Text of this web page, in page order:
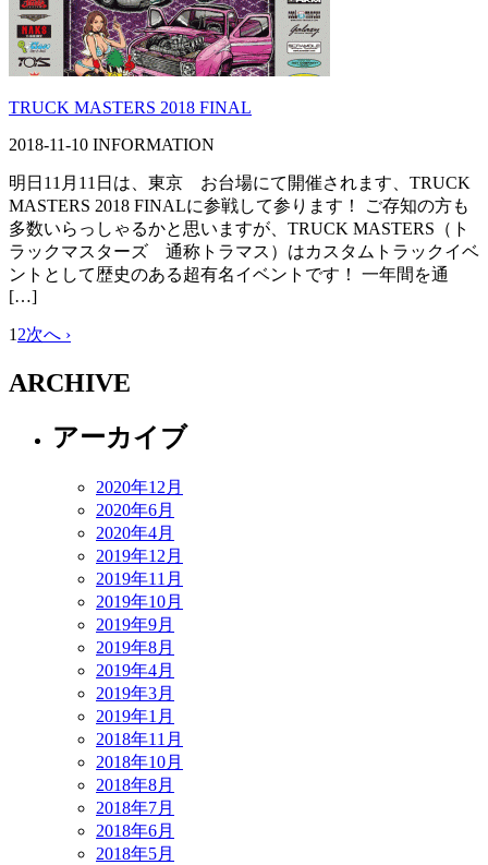
TRUCK MASTERS 2018 FINAL
2018-11-10 INFORMATION
明日11月11日は、東京 お台場にて開催されます、TRUCK
MASTERS 2018 FINALに参戦して参ります！ ご存知の方も
多数いらっしゃるかと思いますが、TRUCK MASTERS（ト
ラックマスターズ 通称トラマス）はカスタムトラックイベ
ントとして歴史のある超有名イベントです！ 一年間を通
[…]
1 2次へ ›
ARCHIVE
アーカイブ
2020年12月
2020年6月
2020年4月
2019年12月
2019年11月
2019年10月
2019年9月
2019年8月
2019年4月
2019年3月
2019年1月
2018年11月
2018年10月
2018年8月
2018年7月
2018年6月
2018年5月